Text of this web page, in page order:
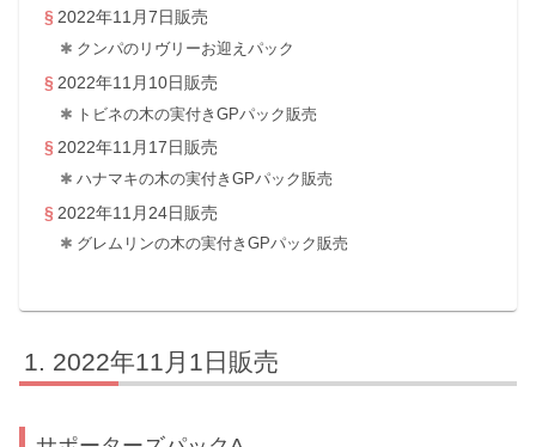
2022年11月7日販売
クンパのリヴリーお迎えパック
2022年11月10日販売
トビネの木の実付きGPパック販売
2022年11月17日販売
ハナマキの木の実付きGPパック販売
2022年11月24日販売
グレムリンの木の実付きGPパック販売
2022年11月1日販売